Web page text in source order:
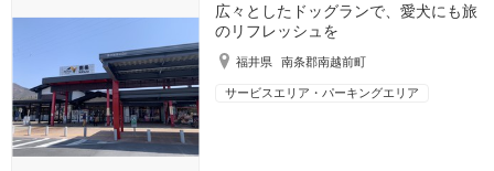
広々としたドッグランで、愛犬にも旅
のリフレッシュを
福井県 南条郡南越前町
サービスエリア・パーキングエリア